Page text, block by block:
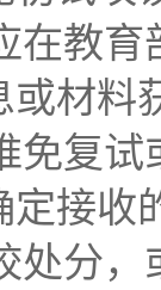
在教
或材
免复
定接
处分